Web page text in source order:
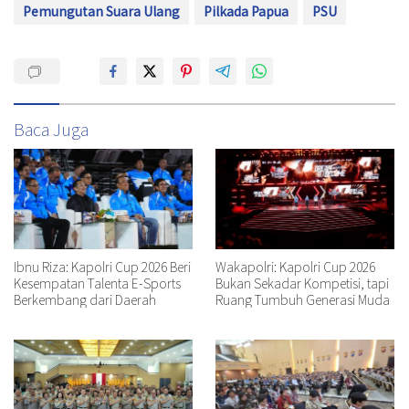
Pemungutan Suara Ulang
Pilkada Papua PSU
Baca Juga
Ibnu Riza: Kapolri Cup 2026 Beri
Kesempatan Talenta E-Sports
Berkembang dari Daerah
Wakapolri: Kapolri Cup 2026
Bukan Sekadar Kompetisi, tapi
Ruang Tumbuh Generasi Muda